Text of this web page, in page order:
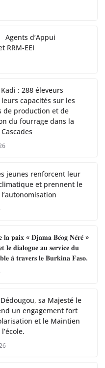
Agents d’Appui
RRM-EEI
: 288 éleveurs
capacités sur les
de production et de
du fourrage dans la
jeunes renforcent leur
et prennent le
𝐥𝐚 𝐩𝐚𝐢𝐱 « 𝐃𝐣𝐚𝐦𝐚 𝐁𝐞́𝐨𝐠 𝐍𝐞́𝐫𝐞́ »
𝐥𝐞 𝐝𝐢𝐚𝐥𝐨𝐠𝐮𝐞 𝐚𝐮 𝐬𝐞𝐫𝐯𝐢𝐜𝐞 𝐝𝐮
𝐚̀ 𝐭𝐫𝐚𝐯𝐞𝐫𝐬 𝐥𝐞 𝐁𝐮𝐫𝐤𝐢𝐧𝐚 𝐅𝐚𝐬𝐨.
sa Majesté le
un engagement fort
et le Maintien